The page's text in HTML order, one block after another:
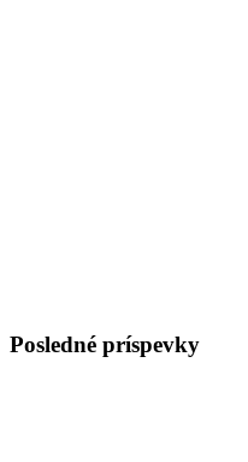
Posledné príspevky